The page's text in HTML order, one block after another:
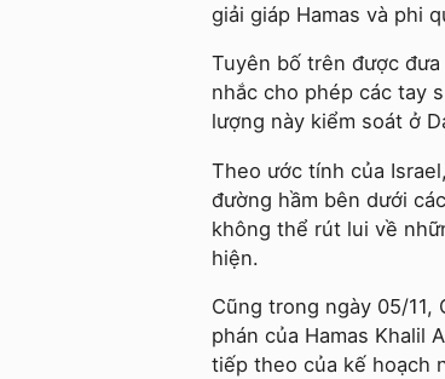
giải giáp Hamas và phi
Tuyên bố trên được
nhắc cho phép các tay
lượng này kiểm soát ở
Theo ước tính của
đường hầm bên dưới
không thể rút lui về
hiện.
Cũng trong ngày 05/11,
phán của Hamas Khalil
tiếp theo của kế hoạch